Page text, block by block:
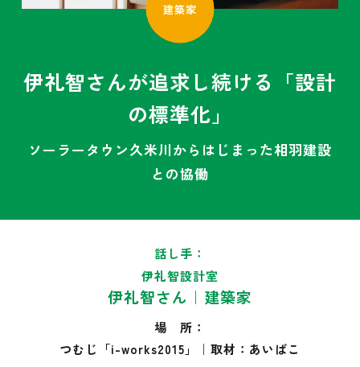
建築家
伊礼智さんが追求し続ける「設計
の標準化」
ソーラータウン久米川からはじまった相羽建設
との協働
話し手：
伊礼智設計室
伊礼智さん｜建築家
場 所：
つむじ「i-works2015」｜取材：あいばこ